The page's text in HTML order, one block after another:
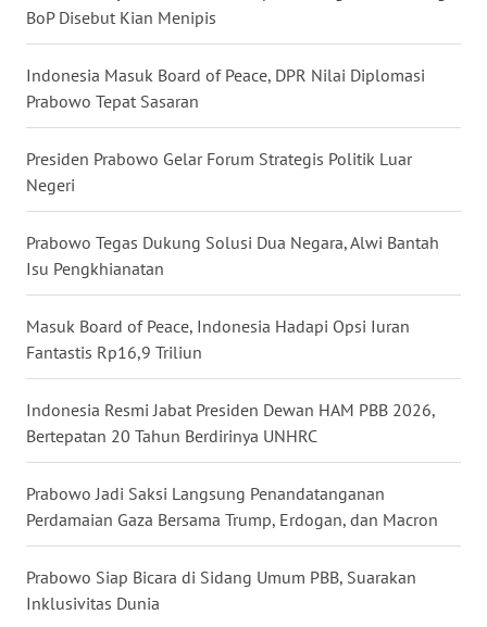
BoP Disebut Kian Menipis
Indonesia Masuk Board of Peace, DPR Nilai Diplomasi
Prabowo Tepat Sasaran
Presiden Prabowo Gelar Forum Strategis Politik Luar
Negeri
Prabowo Tegas Dukung Solusi Dua Negara, Alwi Bantah
Isu Pengkhianatan
Masuk Board of Peace, Indonesia Hadapi Opsi Iuran
Fantastis Rp16,9 Triliun
Indonesia Resmi Jabat Presiden Dewan HAM PBB 2026,
Bertepatan 20 Tahun Berdirinya UNHRC
Prabowo Jadi Saksi Langsung Penandatanganan
Perdamaian Gaza Bersama Trump, Erdogan, dan Macron
Prabowo Siap Bicara di Sidang Umum PBB, Suarakan
Inklusivitas Dunia
WN
SUMBAR
WN
SUMSEL
WN
BENGKULU
WN
LAMPUNG
WN
WN
WN